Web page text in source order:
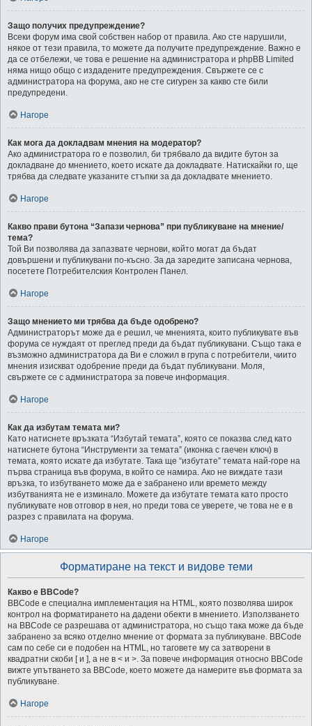
Защо получих предупреждение?
Всеки форум има свой собствен набор от правила. Ако сте нарушили,
някое от тези правила, то можете да получите предупреждение. Важно е
да се отбележи, че това е решение на администратора и phpBB Limited
няма нищо общо с издадените предупреждения. Свържете се с
администратора на форума, ако не сте сигурен за какво сте били
предупредени.
Нагоре
Как мога да докладвам мнения на модератор?
Ако администратора го е позволил, би трябвало да видите бутон за
докладване до мнението, което искате да докладвате. Натискайки го, ще
трябва да следвате указаните стъпки за да докладвате мнението.
Нагоре
Какво прави бутона “Запази чернова” при публикуване на мнение/
тема?
Той Ви позволява да запазвате чернови, който могат да бъдат
довършени и публикувани по-късно. За да заредите записана чернова,
посетете Потребителския Контролен Панел.
Нагоре
Защо мнението ми трябва да бъде одобрено?
Администраторът може да е решил, че мненията, които публикувате във
форума се нуждаят от преглед преди да бъдат публикувани. Също така е
възможно администратора да Ви е сложил в група с потребители, чиито
мнения изискват одобрение преди да бъдат публикувани. Моля,
свържете се с администратора за повече информация.
Нагоре
Как да избутам темата ми?
Като натиснете връзката “Избутай темата”, която се показва след като
натиснете бутона “Инструменти за темата” (иконка с гаечен ключ) в
темата, която искате да избутате. Така ще “избутате” темата най-горе на
първа страница във форума, в който се намира. Ако не виждате тази
връзка, то избутването може да е забранено или времето между
избутванията не е изминало. Можете да избутате темата като просто
публикувате нов отговор в нея, но преди това се уверете, че това не е в
разрез с правилата на форума.
Нагоре
Форматиране на текст и видове теми
Какво е BBCode?
BBCode е специална имплементация на HTML, която позволява широк
контрол на форматирането на дадени обекти в мнението. Използването
на BBCode се разрешава от администратора, но също така може да бъде
забранено за всяко отделно мнение от формата за публикуване. BBCode
сам по себе си е подобен на HTML, но таговете му са затворени в
квадратни скоби [ и ], а не в < и >. За повече информация относно BBCode
вижте упътването за BBCode, което можете да намерите във формата за
публикуване.
Нагоре